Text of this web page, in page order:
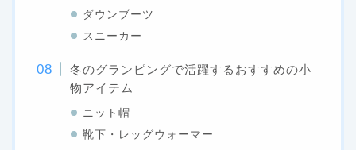
ダウンブーツ
スニーカー
冬のグランピングで活躍するおすすめの小
物アイテム
ニット帽
靴下・レッグウォーマー